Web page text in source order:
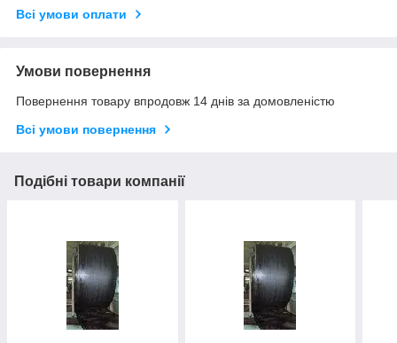
Всі умови оплати
Умови повернення
Повернення товару впродовж 14 днів за домовленістю
Всі умови повернення
Подібні товари компанії